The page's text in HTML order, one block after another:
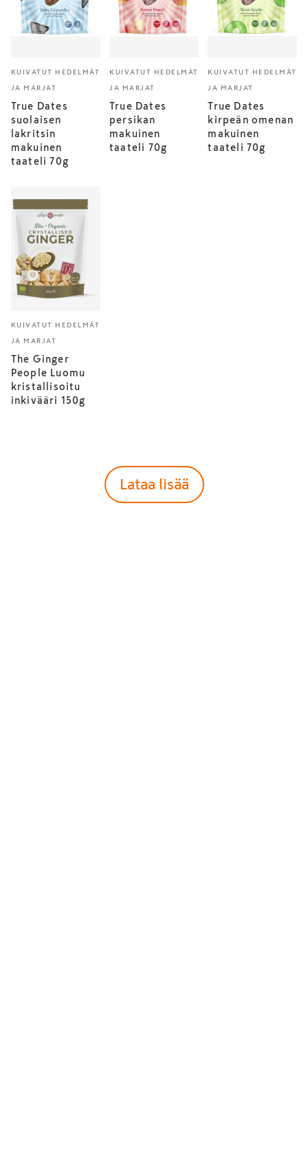
KUIVATUT HEDELMÄT
JA MARJAT
True Dates
suolaisen
lakritsin
makuinen
taateli 70g
KUIVATUT HEDELMÄT
JA MARJAT
True Dates
persikan
makuinen
taateli 70g
KUIVATUT HEDELMÄT
JA MARJAT
True Dates
kirpeän omenan
makuinen
taateli 70g
KUIVATUT HEDELMÄT
JA MARJAT
The Ginger
People Luomu
kristallisoitu
inkivääri 150g
Lataa lisää